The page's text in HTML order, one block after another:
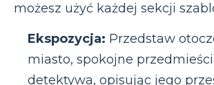
możesz użyć każdej sekcji
Ekspozycja: Przedstaw
miasto, spokojne
detektywa, opisując jego